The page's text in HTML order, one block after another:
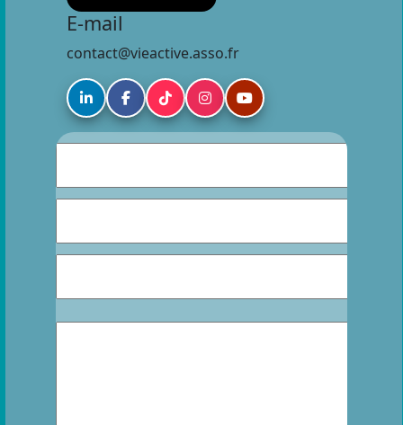
E-mail
contact@vieactive.asso.fr